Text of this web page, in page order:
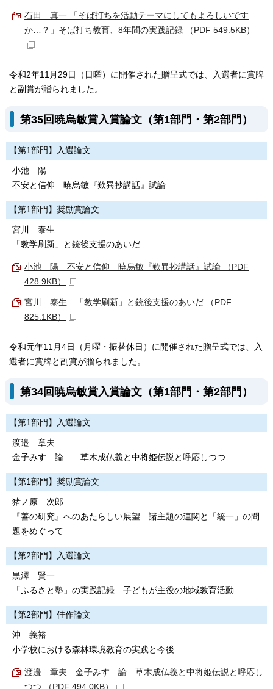
石田 真一 「そば打ちを活動テーマにしてもよろしいです
か…？」そば打ち教育、8年間の実践記録 （PDF 549.5KB）
令和2年11月29日（日曜）に開催された贈呈式では、入選者に賞牌
と副賞が贈られました。
第35回暁烏敏賞入賞論文（第1部門・第2部門）
【第1部門】入選論文
小池 陽
不安と信仰 暁烏敏『歎異抄講話』試論
【第1部門】奨励賞論文
宮川 泰生
「教学刷新」と銃後支援のあいだ
小池 陽 不安と信仰 暁烏敏『歎異抄講話』試論 （PDF
428.9KB）
宮川 泰生 「教学刷新」と銃後支援のあいだ （PDF
825.1KB）
令和元年11月4日（月曜・振替休日）に開催された贈呈式では、入
選者に賞牌と副賞が贈られました。
第34回暁烏敏賞入賞論文（第1部門・第2部門）
【第1部門】入選論文
渡邉 章夫
金子みすゞ論 ―草木成仏義と中将姫伝説と呼応しつつ
【第1部門】奨励賞論文
猪ノ原 次郎
『善の研究』へのあたらしい展望 諸主題の連関と「統一」の問
題をめぐって
【第2部門】入選論文
黒澤 賢一
「ふるさと塾」の実践記録 子どもが主役の地域教育活動
【第2部門】佳作論文
沖 義裕
小学校における森林環境教育の実践と今後
渡邉 章夫 金子みすゞ論 草木成仏義と中将姫伝説と呼応し
つつ （PDF 494.0KB）